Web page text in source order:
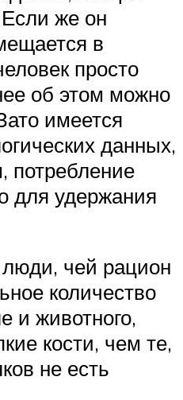
же он
в
просто
об этом можно
имеется
данных,
потребление
для удержания
люди, чей рацион
количество
и животного,
кости, чем те,
не есть